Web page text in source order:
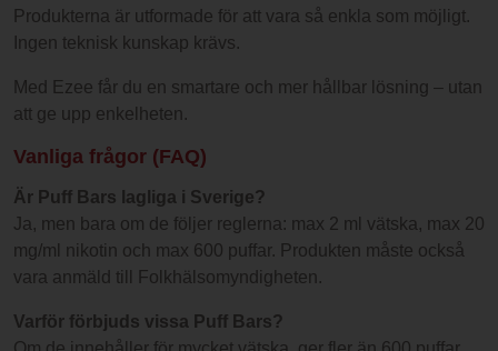
Produkterna är utformade för att vara så enkla som möjligt.
Ingen teknisk kunskap krävs.
Med Ezee får du en smartare och mer hållbar lösning – utan
att ge upp enkelheten.
Vanliga frågor (FAQ)
Är Puff Bars lagliga i Sverige?
Ja, men bara om de följer reglerna: max 2 ml vätska, max 20
mg/ml nikotin och max 600 puffar. Produkten måste också
vara anmäld till Folkhälsomyndigheten.
Varför förbjuds vissa Puff Bars?